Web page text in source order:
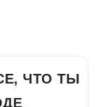
ЧТО ТЫ